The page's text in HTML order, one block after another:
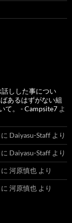
しした事につい
あるはずがない組
て。 - Campsite7 よ
に Daiyasu-Staff より
に Daiyasu-Staff より
に 河原慎也 より
に 河原慎也 より